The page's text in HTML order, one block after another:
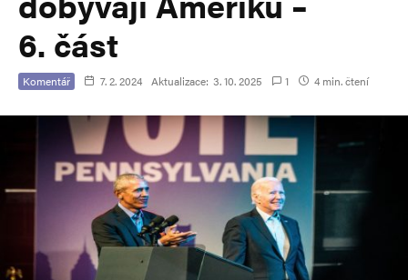
6. část
Komentář 7. 2. 2024 Aktualizace: 3. 10. 2025 1 4 min. čtení